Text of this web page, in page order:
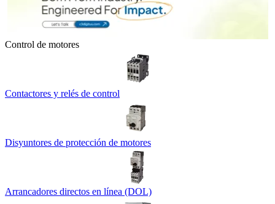
Control de motores
Contactores y relés de control
Disyuntores de protección de motores
Arrancadores directos en línea (DOL)